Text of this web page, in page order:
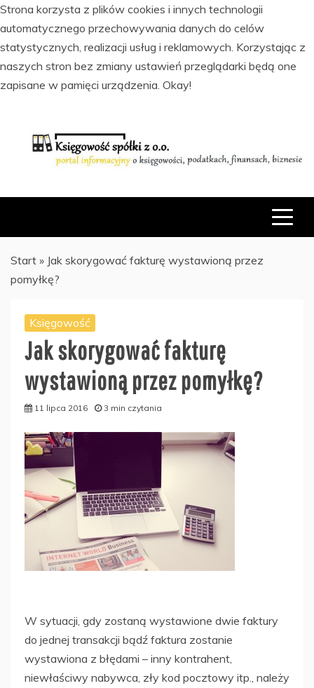
Strona korzysta z plików cookies i innych technologii
automatycznego przechowywania danych do celów
statystycznych, realizacji usług i reklamowych. Korzystając z
naszych stron bez zmiany ustawień przeglądarki będą one
zapisane w pamięci urządzenia. Okay!
FINANSACH I BIZNESIE
Start » Jak skorygować fakturę wystawioną przez
pomyłkę?
Księgowość
Jak skorygować fakturę
wystawioną przez pomyłkę?
11 lipca 2016 3 min czytania
W sytuacji, gdy zostaną wystawione dwie faktury
do jednej transakcji bądź faktura zostanie
wystawiona z błędami – inny kontrahent,
niewłaściwy nabywca, zły kod pocztowy itp., należy